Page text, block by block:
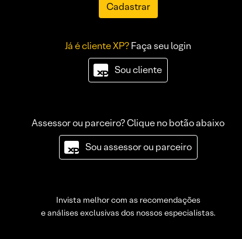
Cadastrar
Já é cliente XP?Faça seu login
Sou cliente
Assessor ou parceiro? Clique no botão abaixo
Sou assessor ou parceiro
Invista melhor com as recomendações
e análises exclusivas dos nossos especialistas.